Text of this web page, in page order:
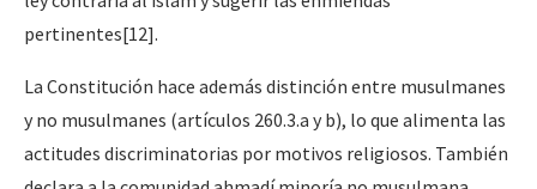
pertinentes[12].
La Constitución hace además distinción entre musulmanes
y no musulmanes (artículos 260.3.a y b), lo que alimenta las
actitudes discriminatorias por motivos religiosos. También